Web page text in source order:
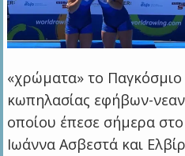
«χρώματα» το
κωπηλασίας εφήβων-
οποίου έπεσε σήμερα στο
Ιωάννα Ασβεστά και